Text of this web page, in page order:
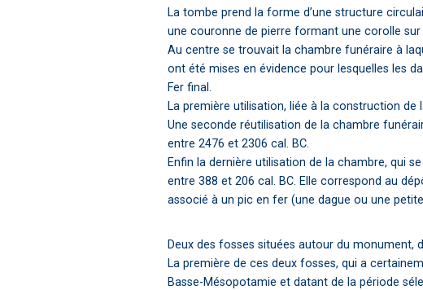
La tombe prend la forme d’une structure
une couronne de pierre formant une corolle
Au centre se trouvait la chambre funéraire à
ont été mises en évidence pour lesquelles les
Fer final.
La première utilisation, liée à la construction de
Une seconde réutilisation de la chambre
entre 2476 et 2306 cal. BC.
Enfin la dernière utilisation de la chambre, qui
entre 388 et 206 cal. BC. Elle correspond au
associé à un pic en fer (une dague ou une
Deux des fosses situées autour du monument,
La première de ces deux fosses, qui a
Basse-Mésopotamie et datant de la période